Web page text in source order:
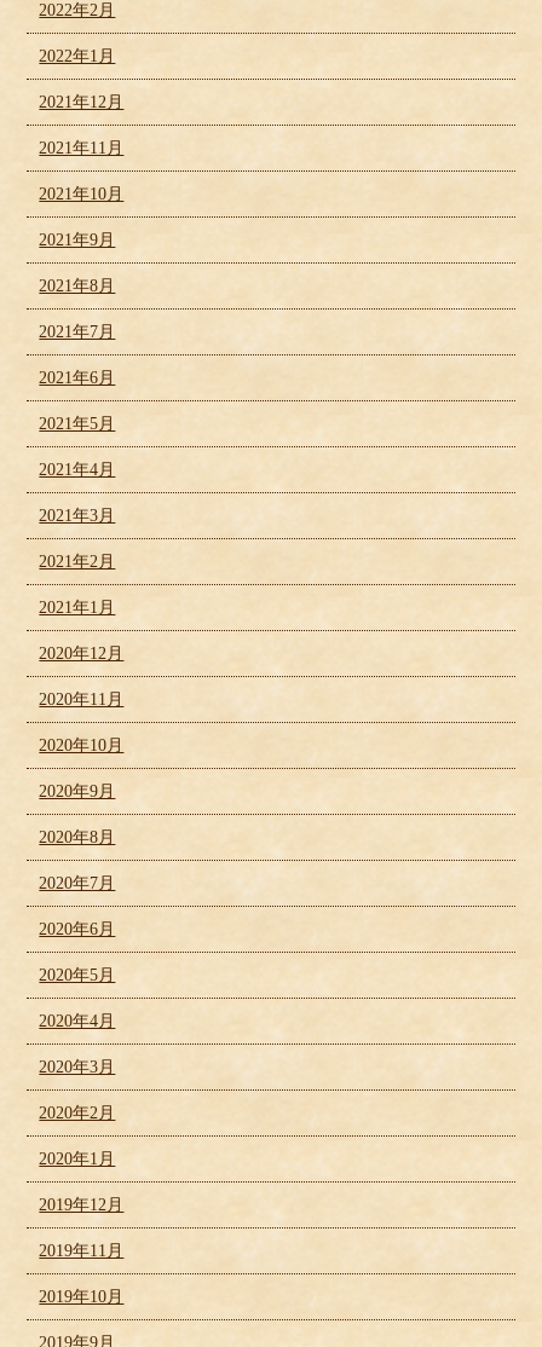
2022年2月
2022年1月
2021年12月
2021年11月
2021年10月
2021年9月
2021年8月
2021年7月
2021年6月
2021年5月
2021年4月
2021年3月
2021年2月
2021年1月
2020年12月
2020年11月
2020年10月
2020年9月
2020年8月
2020年7月
2020年6月
2020年5月
2020年4月
2020年3月
2020年2月
2020年1月
2019年12月
2019年11月
2019年10月
2019年9月